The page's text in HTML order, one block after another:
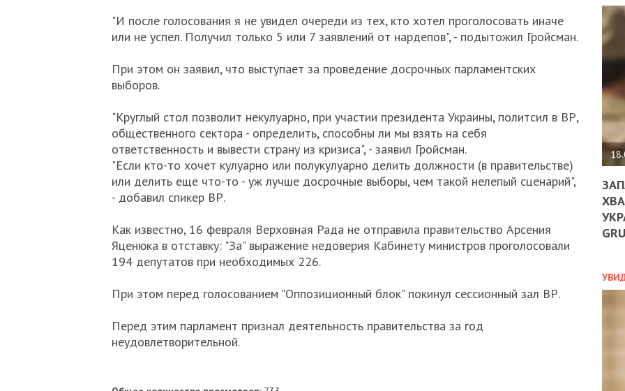
"И после голосования я не увидел очереди из тех, кто хотел проголосовать иначе
или не успел. Получил только 5 или 7 заявлений от нардепов", - подытожил Гройсман.
При этом он заявил, что выступает за проведение досрочных парламентских
выборов.
"Круглый стол позволит некулуарно, при участии президента Украины, политсил в ВР,
общественного сектора - определить, способны ли мы взять на себя
ответственность и вывести страну из кризиса", - заявил Гройсман.
"Если кто-то хочет кулуарно или полукулуарно делить должности (в правительстве)
или делить еще что-то - уж лучше досрочные выборы, чем такой нелепый сценарий",
- добавил спикер ВР.
Как известно, 16 февраля Верховная Рада не отправила правительство Арсения
Яценюка в отставку: "За" выражение недоверия Кабинету министров проголосовали
194 депутатов при необходимых 226.
При этом перед голосованием "Оппозиционный блок" покинул сессионный зал ВР.
Перед этим парламент признал деятельность правительства за год
неудовлетворительной.
ДО
ЄС
-